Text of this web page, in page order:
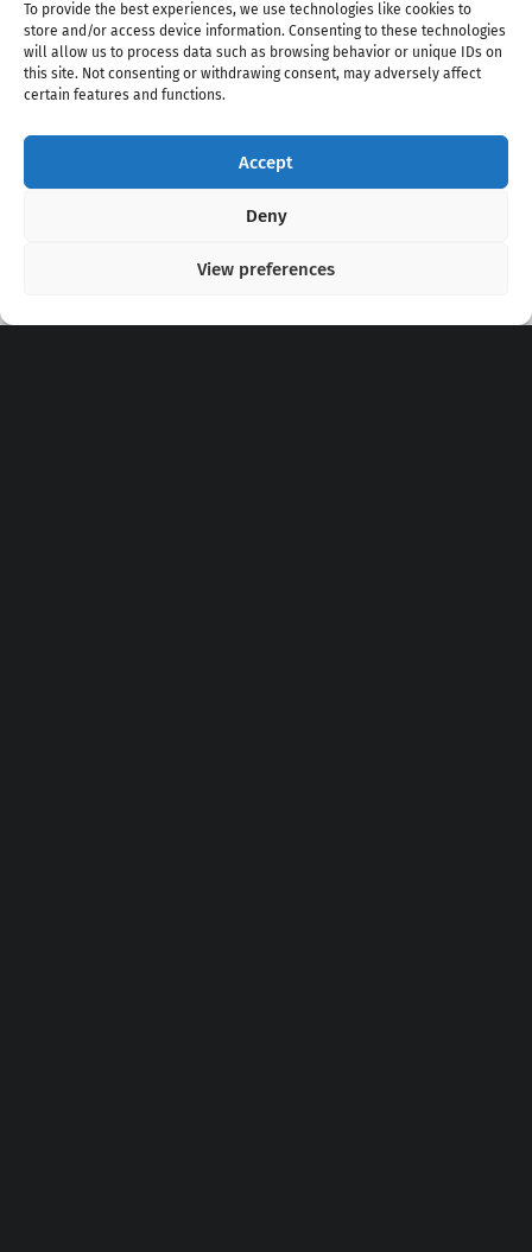
To provide the best experiences, we use technologies like cookies to
store and/or access device information. Consenting to these technologies
will allow us to process data such as browsing behavior or unique IDs on
this site. Not consenting or withdrawing consent, may adversely affect
certain features and functions.
Accept
Deny
View preferences